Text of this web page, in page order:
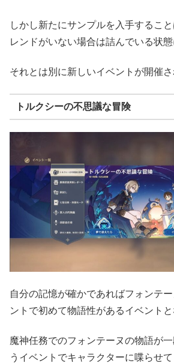
しかし新たにサンプルを入手するこ
レンドがいない場合は詰んでいる状態
それとは別に新しいイベントが開催さ
トルクシーの不思議な冒険
自分の記憶が確かであればフォンテ
ントで初めて物語性があるイベントと
魔神任務でのフォンテーヌの物語が
うイベントでキャラクターに喋らせ